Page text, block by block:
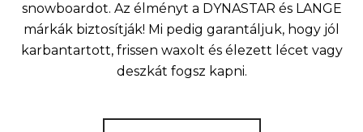
snowboardot. Az élményt a DYNASTAR és LANGE
márkák biztosítják! Mi pedig garantáljuk, hogy jól
karbantartott, frissen waxolt és élezett lécet vagy
deszkát fogsz kapni.